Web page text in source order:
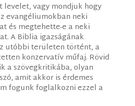
vagy mondjuk hogy
evangéliumokban neki
és megtehette-e a neki
A Biblia igazságának
utóbbi területen történt, a
konzervatív műfaj. Rövid
a szövegkritikába, olyan
amit akkor is érdemes
fogunk foglalkozni ezzel a